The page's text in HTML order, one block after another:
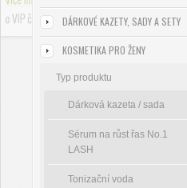
DÁRKOVÉ KAZETY, SADY A SETY
KOSMETIKA PRO ŽENY
Typ produktu
Dárková kazeta / sada
Sérum na růst řas No.1
LASH
Tonizační voda